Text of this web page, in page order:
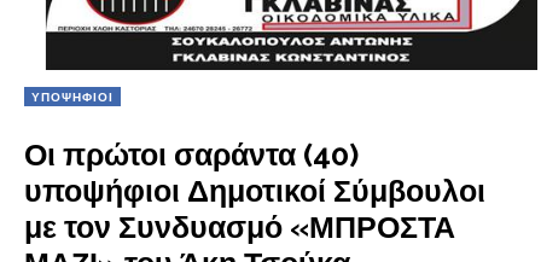
ΥΠΟΨΗΦΙΟΙ
Οι πρώτοι σαράντα (40)
υποψήφιοι Δημοτικοί Σύμβουλοι
με τον Συνδυασμό «ΜΠΡΟΣΤΑ